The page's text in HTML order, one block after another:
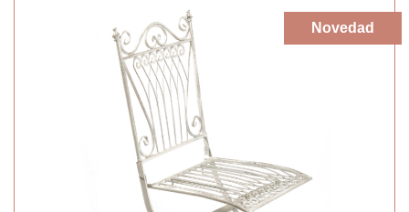
Novedad